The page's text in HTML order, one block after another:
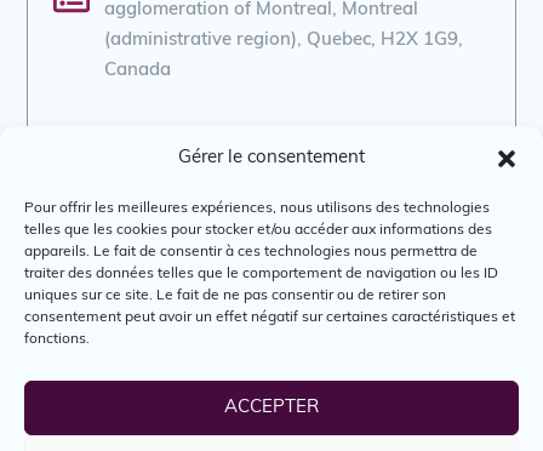
Gérer le consentement
Pour offrir les meilleures expériences, nous utilisons des technologies
telles que les cookies pour stocker et/ou accéder aux informations des
appareils. Le fait de consentir à ces technologies nous permettra de
traiter des données telles que le comportement de navigation ou les ID
uniques sur ce site. Le fait de ne pas consentir ou de retirer son
consentement peut avoir un effet négatif sur certaines caractéristiques et
fonctions.
ACCEPTER
agglomeration of Montreal, Montreal
(administrative region), Quebec, H2X 1G9,
Canada
Courriel
Téléphone
-
Action Centre-Ville
-